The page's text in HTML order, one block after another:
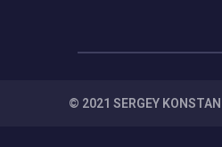
© 2021 SERGEY